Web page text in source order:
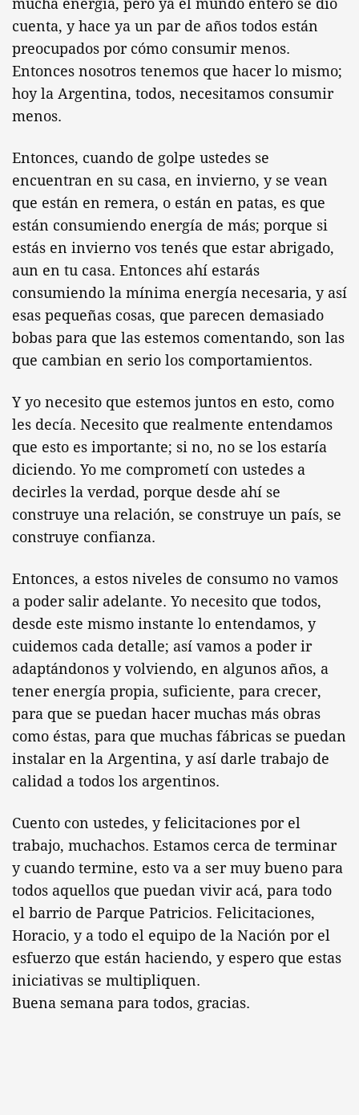
mucha energía, pero ya el mundo entero se dio
cuenta, y hace ya un par de años todos están
preocupados por cómo consumir menos.
Entonces nosotros tenemos que hacer lo mismo;
hoy la Argentina, todos, necesitamos consumir
menos.
Entonces, cuando de golpe ustedes se
encuentran en su casa, en invierno, y se vean
que están en remera, o están en patas, es que
están consumiendo energía de más; porque si
estás en invierno vos tenés que estar abrigado,
aun en tu casa. Entonces ahí estarás
consumiendo la mínima energía necesaria, y así
esas pequeñas cosas, que parecen demasiado
bobas para que las estemos comentando, son las
que cambian en serio los comportamientos.
Y yo necesito que estemos juntos en esto, como
les decía. Necesito que realmente entendamos
que esto es importante; si no, no se los estaría
diciendo. Yo me comprometí con ustedes a
decirles la verdad, porque desde ahí se
construye una relación, se construye un país, se
construye confianza.
Entonces, a estos niveles de consumo no vamos
a poder salir adelante. Yo necesito que todos,
desde este mismo instante lo entendamos, y
cuidemos cada detalle; así vamos a poder ir
adaptándonos y volviendo, en algunos años, a
tener energía propia, suficiente, para crecer,
para que se puedan hacer muchas más obras
como éstas, para que muchas fábricas se puedan
instalar en la Argentina, y así darle trabajo de
calidad a todos los argentinos.
Cuento con ustedes, y felicitaciones por el
trabajo, muchachos. Estamos cerca de terminar
y cuando termine, esto va a ser muy bueno para
todos aquellos que puedan vivir acá, para todo
el barrio de Parque Patricios. Felicitaciones,
Horacio, y a todo el equipo de la Nación por el
esfuerzo que están haciendo, y espero que estas
iniciativas se multipliquen.
Buena semana para todos, gracias.